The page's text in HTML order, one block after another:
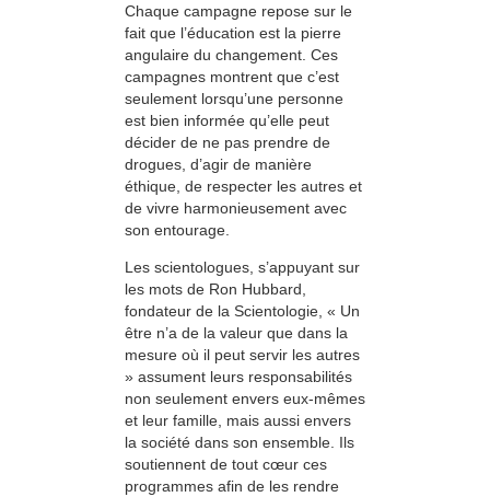
Chaque campagne repose sur le
fait que l’éducation est la pierre
angulaire du changement. Ces
campagnes montrent que c’est
seulement lorsqu’une personne
est bien informée qu’elle peut
décider de ne pas prendre de
drogues, d’agir de manière
éthique, de respecter les autres et
de vivre harmonieusement avec
son entourage.
Les scientologues, s’appuyant sur
les mots de Ron Hubbard,
fondateur de la Scientologie, « Un
être n’a de la valeur que dans la
mesure où il peut servir les autres
» assument leurs responsabilités
non seulement envers eux-mêmes
et leur famille, mais aussi envers
la société dans son ensemble. Ils
soutiennent de tout cœur ces
programmes afin de les rendre